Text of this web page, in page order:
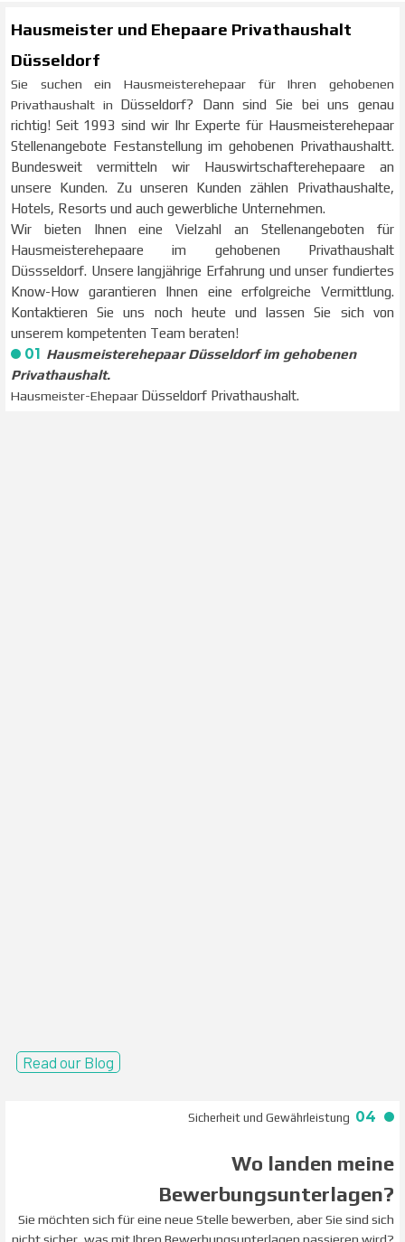
Hausmeister und Ehepaare Privathaushalt
Düsseldorf
Sie suchen ein Hausmeisterehepaar für Ihren gehobenen
Privathaushalt in Düsseldorf? Dann sind Sie bei uns genau
richtig! Seit 1993 sind wir Ihr Experte für Hausmeisterehepaar
Stellenangebote Festanstellung im gehobenen Privathaushaltt.
Bundesweit vermitteln wir Hauswirtschafterehepaare an
unsere Kunden. Zu unseren Kunden zählen Privathaushalte,
Hotels, Resorts und auch gewerbliche Unternehmen.
Wir bieten Ihnen eine Vielzahl an Stellenangeboten für
Hausmeisterehepaare im gehobenen Privathaushalt
Düssseldorf. Unsere langjährige Erfahrung und unser fundiertes
Know-How garantieren Ihnen eine erfolgreiche Vermittlung.
Kontaktieren Sie uns noch heute und lassen Sie sich von
unserem kompetenten Team beraten!
01 Hausmeisterehepaar Düsseldorf im gehobenen
Privathaushalt.
Hausmeister-Ehepaar Düsseldorf Privathaushalt.
Read our Blog
Sicherheit und Gewährleistung 04
Wo landen meine
Bewerbungsunterlagen?
Sie möchten sich für eine neue Stelle bewerben, aber Sie sind sich
nicht sicher, was mit Ihren Bewerbungsunterlagen passieren wird?